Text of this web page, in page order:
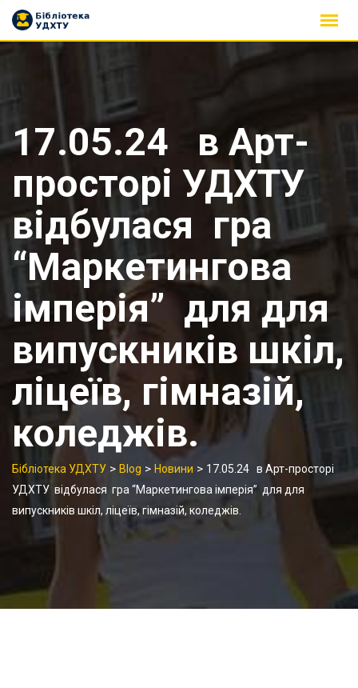
Skip
17.05.24 в Арт-
просторі УДХТУ
відбулася гра
“Маркетингова
імперія” для для
випускників шкіл,
ліцеїв, гімназій,
коледжів.
Бібліотека УДХТУ > Blog > Новини > 17.05.24 в Арт-просторі
УДХТУ відбулася гра “Маркетингова імперія” для для
випускників шкіл, ліцеїв, гімназій, коледжів.